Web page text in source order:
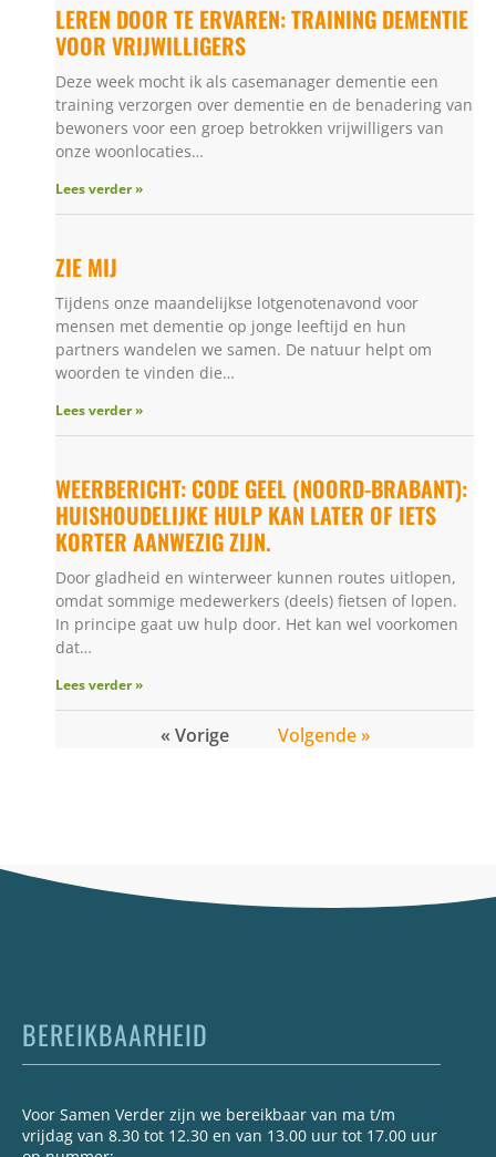
LEREN DOOR TE ERVAREN: TRAINING DEMENTIE
VOOR VRIJWILLIGERS
Deze week mocht ik als casemanager dementie een
training verzorgen over dementie en de benadering van
bewoners voor een groep betrokken vrijwilligers van
onze woonlocaties…
Lees verder »
ZIE MIJ
Tijdens onze maandelijkse lotgenotenavond voor
mensen met dementie op jonge leeftijd en hun
partners wandelen we samen. De natuur helpt om
woorden te vinden die…
Lees verder »
WEERBERICHT: CODE GEEL (NOORD-BRABANT):
HUISHOUDELIJKE HULP KAN LATER OF IETS
KORTER AANWEZIG ZIJN.
Door gladheid en winterweer kunnen routes uitlopen,
omdat sommige medewerkers (deels) fietsen of lopen.
In principe gaat uw hulp door. Het kan wel voorkomen
dat…
Lees verder »
« Vorige Volgende »
BEREIKBAARHEID
Voor Samen Verder zijn we bereikbaar van ma t/m
vrijdag van 8.30 tot 12.30 en van 13.00 uur tot 17.00 uur